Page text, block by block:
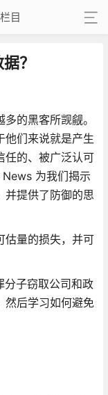
栏目
？
的黑客所觊觎。
他们来说就是产生
任的、被广泛认可
为我们揭示
并提供了防御的思
估量的损失，并可
子窃取公司和政
然后学习如何避免